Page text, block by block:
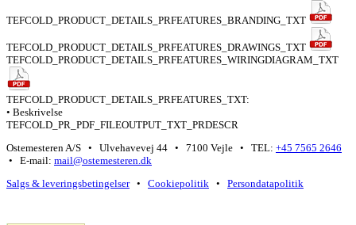
TEFCOLD_PRODUCT_DETAILS_PRFEATURES_BRANDING_TXT
TEFCOLD_PRODUCT_DETAILS_PRFEATURES_DRAWINGS_TXT
TEFCOLD_PRODUCT_DETAILS_PRFEATURES_WIRINGDIAGRAM_TXT
TEFCOLD_PRODUCT_DETAILS_PRFEATURES_TXT:
• Beskrivelse
TEFCOLD_PR_PDF_FILEOUTPUT_TXT_PRDESCR
Ostemesteren A/S • Ulvehavevej 44 • 7100 Vejle • TEL: +45 7565 2646
• E-mail: mail@ostemesteren.dk
Salgs & leveringsbetingelser• Cookiepolitik • Persondatapolitik